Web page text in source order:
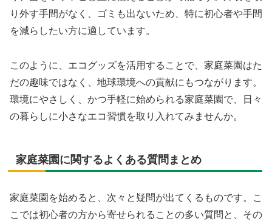
り外す手間がなく、ゴミも出ないため、特に初心者や手間
を減らしたい方に適しています。
このように、エコグッズを活用することで、家庭菜園はた
だの趣味ではなく、地球環境への貢献にもつながります。
環境にやさしく、かつ手軽に始められる家庭菜園で、日々
の暮らしに小さなエコ習慣を取り入れてみませんか。
家庭菜園に関するよくある質問まとめ
家庭菜園を始めると、次々と疑問が出てくるものです。こ
こでは初心者の方から寄せられることの多い質問と、その